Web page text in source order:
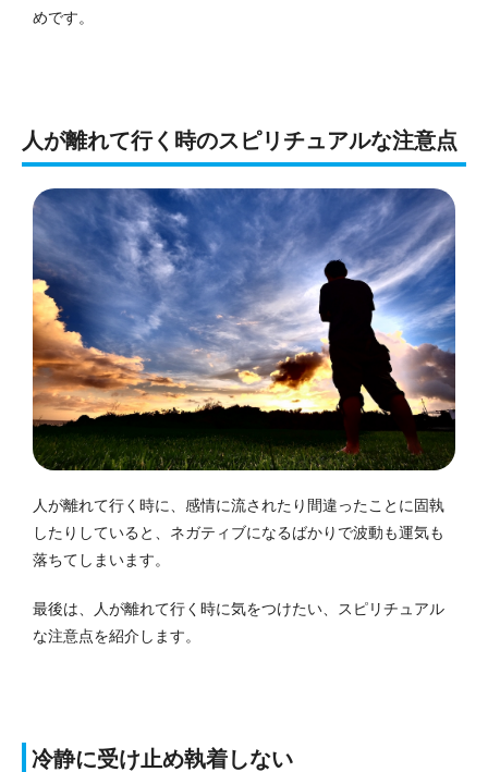
めです。
人が離れて行く時のスピリチュアルな注意点
人が離れて行く時に、感情に流されたり間違ったことに固執
したりしていると、ネガティブになるばかりで波動も運気も
落ちてしまいます。
最後は、人が離れて行く時に気をつけたい、スピリチュアル
な注意点を紹介します。
冷静に受け止め執着しない